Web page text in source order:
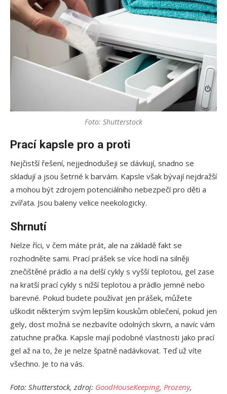
Foto: Shutterstock
Prací kapsle pro a proti
Nejčistší řešení, nejjednodušeji se dávkují, snadno se
skladují a jsou šetrné k barvám. Kapsle však bývají nejdražší
a mohou být zdrojem potenciálního nebezpečí pro děti a
zvířata. Jsou baleny velice neekologicky.
Shrnutí
Nelze říci, v čem máte prát, ale na základě fakt se
rozhodněte sami. Prací prášek se více hodí na silněji
znečištěné prádlo a na delší cykly s vyšší teplotou, gel zase
na kratší prací cykly s nižší teplotou a prádlo jemné nebo
barevné. Pokud budete používat jen prášek, můžete
uškodit některým svým lepším kouskům oblečení, pokud jen
gely, dost možná se nezbavíte odolných skvrn, a navíc vám
zatuchne pračka. Kapsle mají podobné vlastnosti jako prací
gel až na to, že je nelze špatně nadávkovat. Teď už víte
všechno. Je to na vás.
Foto: Shutterstock, zdroj: GoodHouseKeeping, Prozeny,